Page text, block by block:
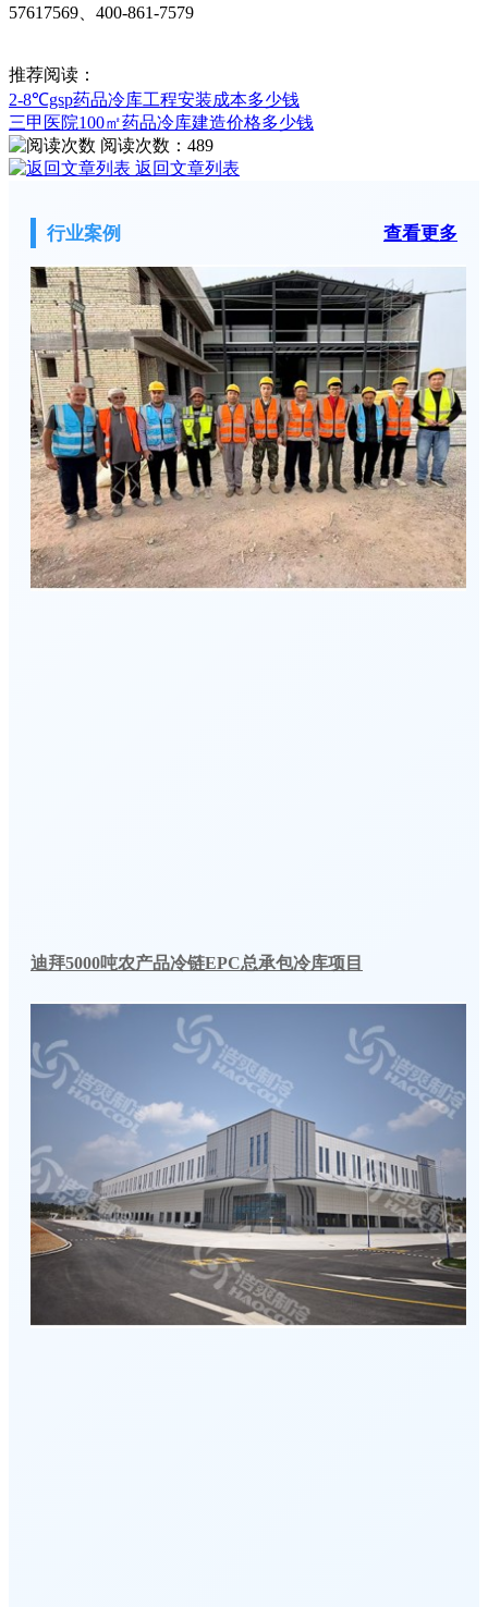
57617569、400-861-7579
推荐阅读：
2-8℃gsp药品冷库工程安装成本多少钱
三甲医院100㎡药品冷库建造价格多少钱
阅读次数： 489
返回文章列表
行业案例 查看更多
迪拜5000吨农产品冷链EPC总承包冷库项目